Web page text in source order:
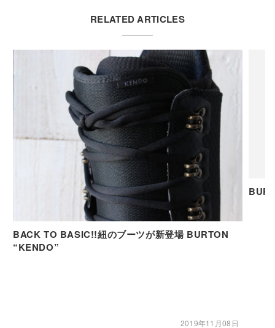
RELATED ARTICLES
BACK TO BASIC!!紐のブーツが新登場 BURTON
“KENDO”
2019年11月08日